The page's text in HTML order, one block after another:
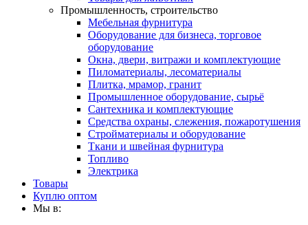
Промышленность, строительство
Мебельная фурнитура
Оборудование для бизнеса, торговое
оборудование
Окна, двери, витражи и комплектующие
Пиломатериалы, лесоматериалы
Плитка, мрамор, гранит
Промышленное оборудование, сырьё
Сантехника и комплектующие
Средства охраны, слежения, пожаротушения
Стройматериалы и оборудование
Ткани и швейная фурнитура
Топливо
Электрика
Товары
Куплю оптом
Мы в: